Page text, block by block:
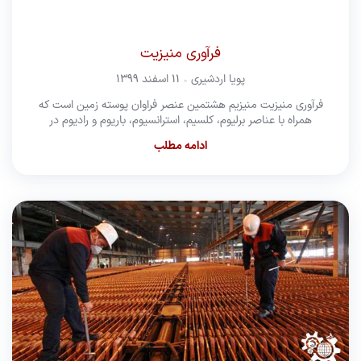
فرآوری منیزیت
پویا اردشیری
فرآوری منیزیت منیزیم هشتمین عنصر فراوان پوسته زمین است که
همراه با عناصر برلیوم، کلسیم، استرانسیوم، باریوم و رادیوم در
ادامه مطلب